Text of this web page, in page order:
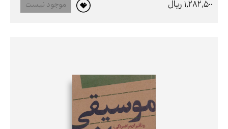
1,282,500 ريال
موجود نیست